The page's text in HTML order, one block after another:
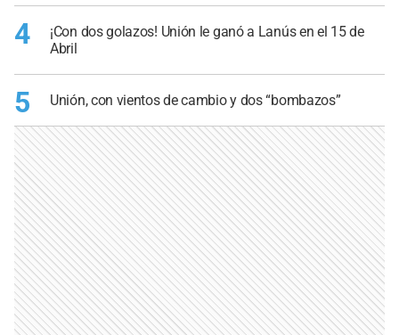
4
¡Con dos golazos! Unión le ganó a Lanús en el 15 de
Abril
5 Unión, con vientos de cambio y dos “bombazos”